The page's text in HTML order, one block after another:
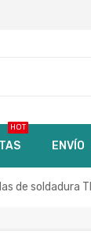
HOT
ENVÍO
de soldadura